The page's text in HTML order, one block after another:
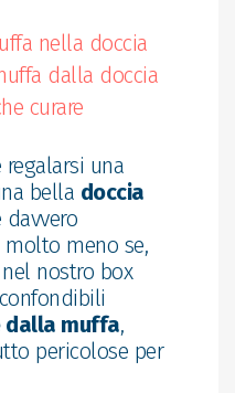
nella doccia
dalla doccia
curare
regalarsi una
bella doccia
davvero
molto meno se,
nostro box
dalla muffa,
pericolose per